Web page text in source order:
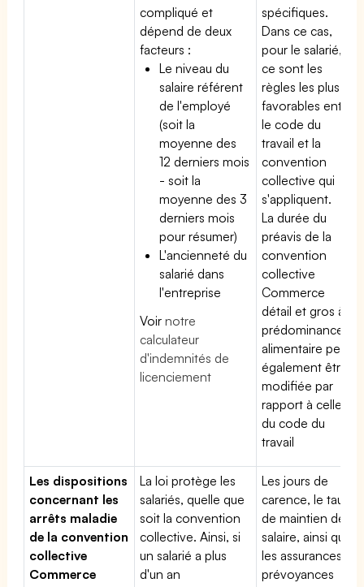
compliqué et
dépend de deux
facteurs :
Le niveau du
salaire référent
de l'employé
(soit la
moyenne des
12 derniers mois
- soit la
moyenne des 3
derniers mois
pour résumer)
L'ancienneté du
salarié dans
l'entreprise
Voirnotre
calculateur
d'indemnités de
licenciement
spécifiques.
Dans ce cas,
pour le salarié,
ce sont les
règles les plus
favorables entre
le code du
travail et la
convention
collective qui
s'appliquent.
La durée du
préavis de la
convention
collective
Commerce
détail et gros à
prédominance
alimentaire peut
également être
modifiée par
rapport à celle
du code du
travail
Les dispositions
concernant les
arrêts maladie
de la convention
collective
Commerce
La loi protège les
salariés, quelle que
soit la convention
collective. Ainsi, si
un salarié a plus
d'un an
Les jours de
carence, le taux
de maintien de
salaire, ainsi que
les assurances
prévoyances